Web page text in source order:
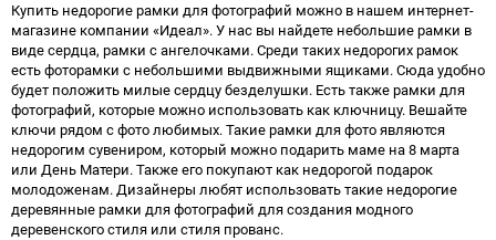
Купить недорогие рамки для фотографий можно в нашем интернет-
магазине компании «Идеал». У нас вы найдете небольшие рамки в
виде сердца, рамки с ангелочками. Среди таких недорогих рамок
есть фоторамки с небольшими выдвижными ящиками. Сюда удобно
будет положить милые сердцу безделушки. Есть также рамки для
фотографий, которые можно использовать как ключницу. Вешайте
ключи рядом с фото любимых. Такие рамки для фото являются
недорогим сувениром, который можно подарить маме на 8 марта
или День Матери. Также его покупают как недорогой подарок
молодоженам. Дизайнеры любят использовать такие недорогие
деревянные рамки для фотографий для создания модного
деревенского стиля или стиля прованс.